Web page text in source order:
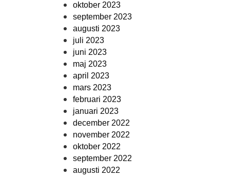
oktober 2023
september 2023
augusti 2023
juli 2023
juni 2023
maj 2023
april 2023
mars 2023
februari 2023
januari 2023
december 2022
november 2022
oktober 2022
september 2022
augusti 2022